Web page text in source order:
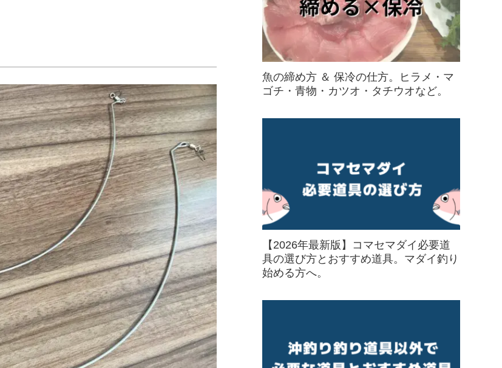
魚の締め方 ＆ 保冷の仕方。ヒラメ・マ
ゴチ・青物・カツオ・タチウオなど。
【2026年最新版】コマセマダイ必要道
具の選び方とおすすめ道具。マダイ釣り
始める方へ。